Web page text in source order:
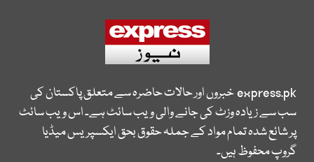
express.pkخبروں اور حالات حاضرہ سے متعلق پاکستان کی
سب سے زیادہ وزٹ کی جانے والی ویب سائٹ ہے۔ اس ویب سائٹ
پر شائع شدہ تمام مواد کے جملہ حقوق بحق ایکسپریس میڈیا
گروپ محفوظ ہیں۔